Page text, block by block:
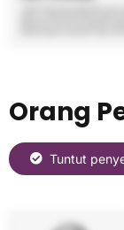
Orang
Tuntut